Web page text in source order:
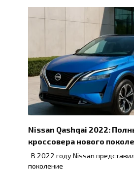
Nissan Qashqai 2022:
кроссовера нового
В 2022 году Nissan
поколение